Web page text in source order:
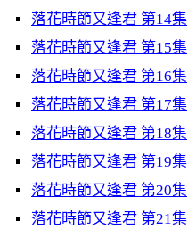
落花時節又逢君 第14集
落花時節又逢君 第15集
落花時節又逢君 第16集
落花時節又逢君 第17集
落花時節又逢君 第18集
落花時節又逢君 第19集
落花時節又逢君 第20集
落花時節又逢君 第21集